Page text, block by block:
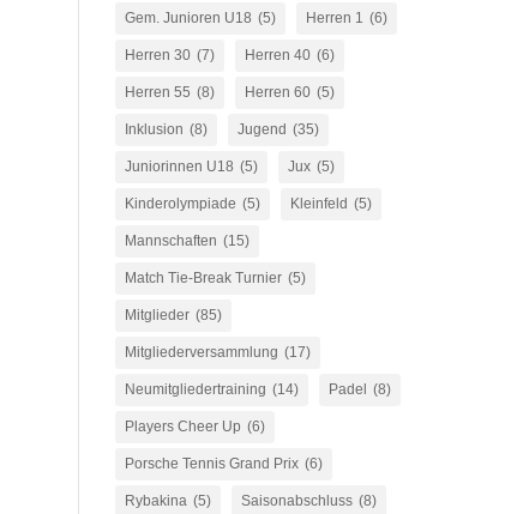
Gem. Junioren U18 (5) Herren 1 (6)
Herren 30 (7) Herren 40 (6)
Herren 55 (8) Herren 60 (5)
Inklusion (8) Jugend (35)
Juniorinnen U18 (5) Jux (5)
Kinderolympiade (5) Kleinfeld (5)
Mannschaften (15)
Match Tie-Break Turnier (5)
Mitglieder (85)
Mitgliederversammlung (17)
Neumitgliedertraining (14) Padel (8)
Players Cheer Up (6)
Porsche Tennis Grand Prix (6)
Rybakina (5) Saisonabschluss (8)